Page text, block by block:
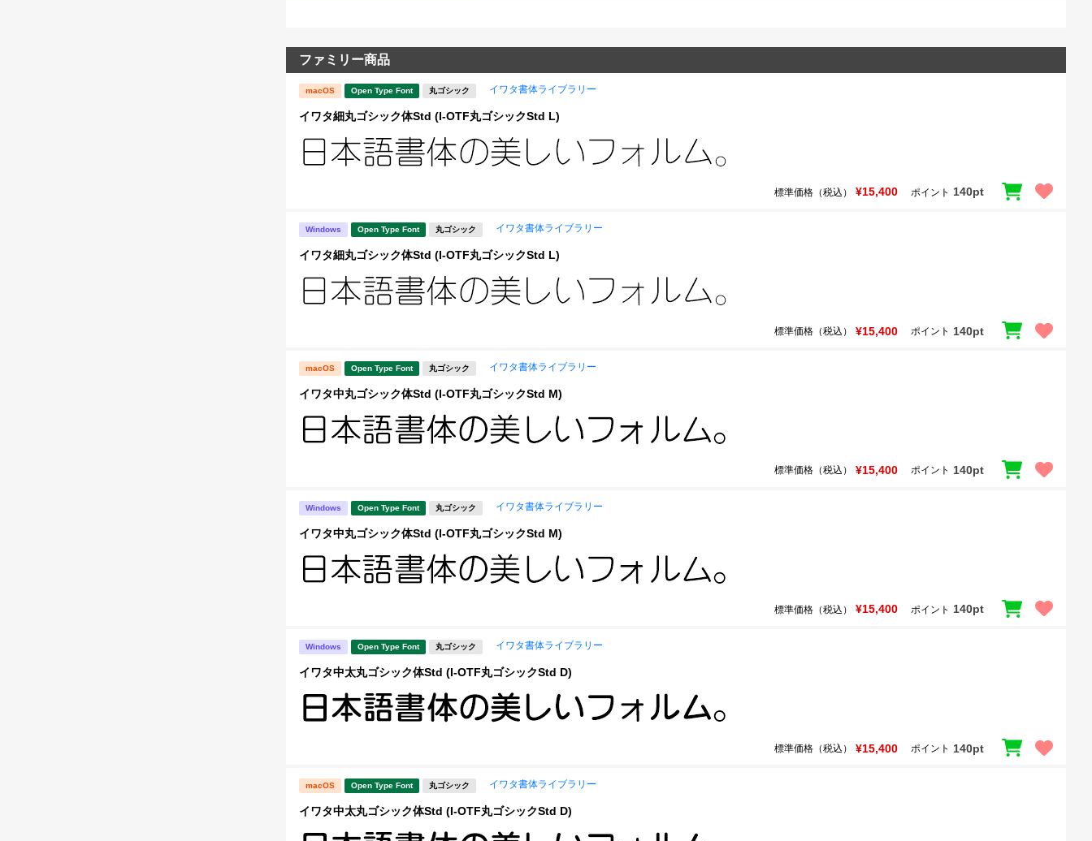
ファミリー商品
macOS Open Type Font 丸ゴシック イワタ書体ライブラリー
イワタ細丸ゴシック体Std (I-OTF丸ゴシックStd L)
標準価格（税込） ¥15,400 ポイント 140pt
Windows Open Type Font 丸ゴシック イワタ書体ライブラリー
イワタ細丸ゴシック体Std (I-OTF丸ゴシックStd L)
標準価格（税込） ¥15,400 ポイント 140pt
macOS Open Type Font 丸ゴシック イワタ書体ライブラリー
イワタ中丸ゴシック体Std (I-OTF丸ゴシックStd M)
標準価格（税込） ¥15,400 ポイント 140pt
Windows Open Type Font 丸ゴシック イワタ書体ライブラリー
イワタ中丸ゴシック体Std (I-OTF丸ゴシックStd M)
標準価格（税込） ¥15,400 ポイント 140pt
Windows Open Type Font 丸ゴシック イワタ書体ライブラリー
イワタ中太丸ゴシック体Std (I-OTF丸ゴシックStd D)
標準価格（税込） ¥15,400 ポイント 140pt
macOS Open Type Font 丸ゴシック イワタ書体ライブラリー
イワタ中太丸ゴシック体Std (I-OTF丸ゴシックStd D)